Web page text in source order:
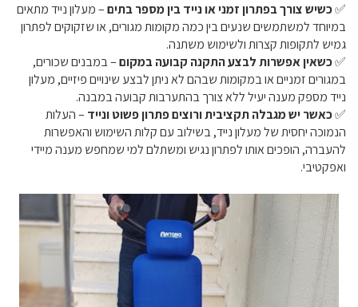
✅כשיש צורך בפתרון זמני או נייד בין מספר בתים– מעלון נייד מתאים
במיוחד למשתמשים שנעים בין כמה מקומות מגורים, או שזקוקים לפתרון
גמיש לתקופות קצרות ולשימוש משתנה.
✅כשאין אפשרות לבצע התקנה קבועה במקום– במבנים שכורים,
במגורים זמניים או במקומות שבהם לא ניתן לבצע שינויים פיזיים, מעלון
נייד מספק מענה יעיל ללא צורך בהתערבות קבועה במבנה.
✅כאשר יש מגבלה תקציבית ורוצים פתרון פשוט ונייד – העלות
הנמוכה יחסית של מעלון נייד, בשילוב עם קלות השימוש והאפשרות
להעברה, הופכים אותו לפתרון נגיש ומשתלם למי שמחפש מענה מיידי
ואפקטיבי.